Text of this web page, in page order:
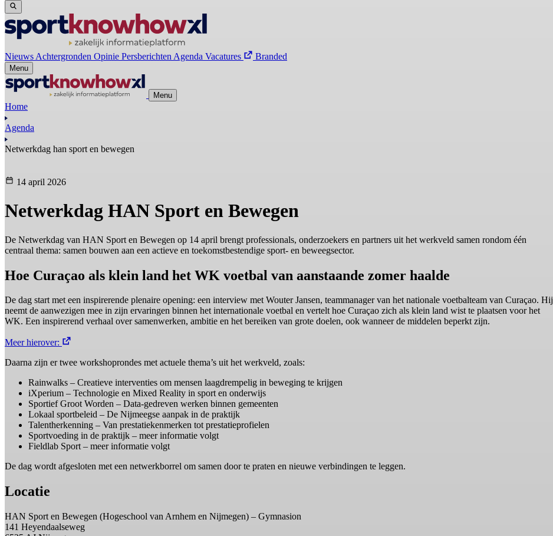
Nieuws Achtergronden Opinie Persberichten Agenda Vacatures Branded
Menu
Menu
Home
Agenda
Netwerkdag han sport en bewegen
14 april 2026
Netwerkdag HAN Sport en Bewegen
De Netwerkdag van HAN Sport en Bewegen op 14 april brengt professionals, onderzoekers en partners uit het werkveld samen rondom één
centraal thema: samen bouwen aan een actieve en toekomstbestendige sport- en beweegsector.
Hoe Curaçao als klein land het WK voetbal van aanstaande zomer haalde
De dag start met een inspirerende plenaire opening: een interview met Wouter Jansen, teammanager van het nationale voetbalteam van Curaçao. Hij
neemt de aanwezigen mee in zijn ervaringen binnen het internationale voetbal en vertelt hoe Curaçao zich als klein land wist te plaatsen voor het
WK. Een inspirerend verhaal over samenwerken, ambitie en het bereiken van grote doelen, ook wanneer de middelen beperkt zijn.
Meer hierover:
Daarna zijn er twee workshoprondes met actuele thema’s uit het werkveld, zoals:
Rainwalks – Creatieve interventies om mensen laagdrempelig in beweging te krijgen
iXperium – Technologie en Mixed Reality in sport en onderwijs
Sportief Groot Worden – Data-gedreven werken binnen gemeenten
Lokaal sportbeleid – De Nijmeegse aanpak in de praktijk
Talentherkenning – Van prestatiekenmerken tot prestatieprofielen
Sportvoeding in de praktijk – meer informatie volgt
Fieldlab Sport – meer informatie volgt
De dag wordt afgesloten met een netwerkborrel om samen door te praten en nieuwe verbindingen te leggen.
Locatie
HAN Sport en Bewegen (Hogeschool van Arnhem en Nijmegen) – Gymnasion
141 Heyendaalseweg